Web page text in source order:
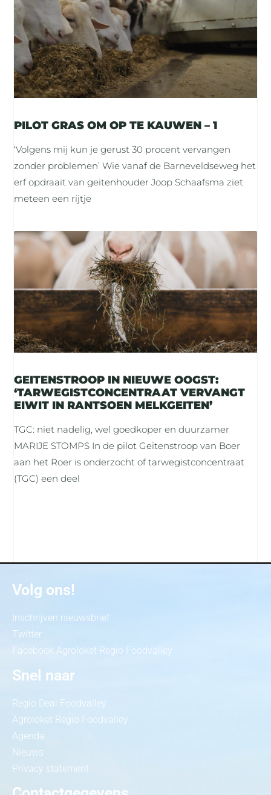
PILOT GRAS OM OP TE KAUWEN – 1
‘Volgens mij kun je gerust 30 procent vervangen
zonder problemen’ Wie vanaf de Barneveldseweg het
erf opdraait van geitenhouder Joop Schaafsma ziet
meteen een rijtje
GEITENSTROOP IN NIEUWE OOGST:
‘TARWEGISTCONCENTRAAT VERVANGT
EIWIT IN RANTSOEN MELKGEITEN’
TGC: niet nadelig, wel goedkoper en duurzamer
MARIJE STOMPS In de pilot Geitenstroop van Boer
aan het Roer is onderzocht of tarwegistconcentraat
(TGC) een deel
Volg ons!
Inschrijven nieuwsbrief
Twitter
Facebook Agroloket Regio Foodvalley
Snel naar
Regio Deal Foodvalley
Agroloket Regio Foodvalley
Agenda
Nieuws
Privacy statement